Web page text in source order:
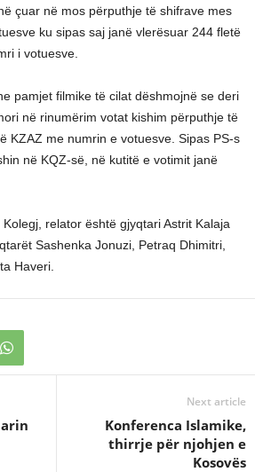
çuar në mos përputhje të shifrave mes
ku sipas saj janë vlerësuar 244 fletë
i votuesve.
pamjet filmike të cilat dëshmojnë se deri
në rinumërim votat kishim përputhje të
KZAZ me numrin e votuesve. Sipas PS-s
në KQZ-së, në kutitë e votimit janë
relator është gjyqtari Astrit Kalaja
Sashenka Jonuzi, Petraq Dhimitri,
Haveri.
Next article
Konferenca Islamike,
thirrje për njohjen e
Kosovës